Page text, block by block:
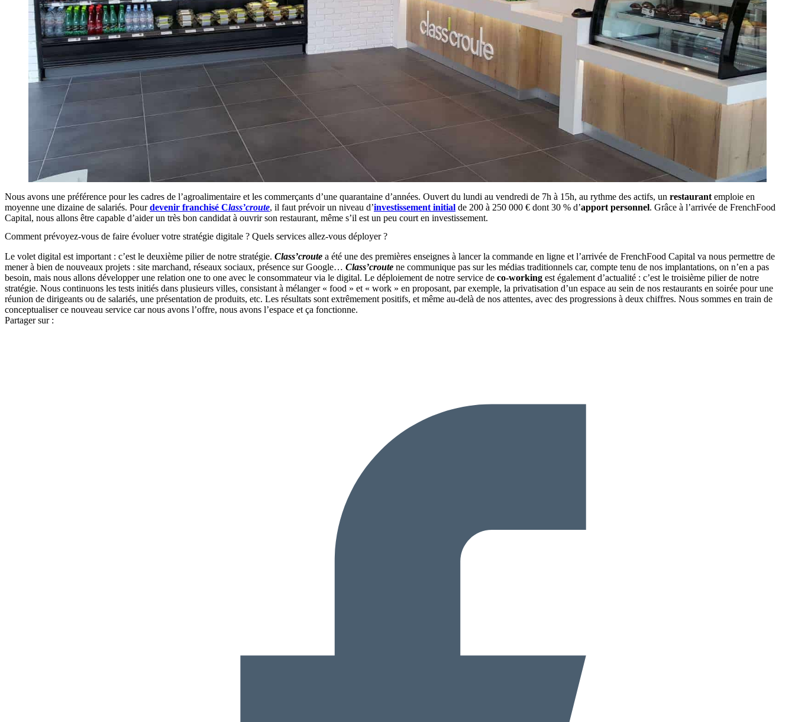
Nous avons une préférence pour les cadres de l’agroalimentaire et les commerçants d’une quarantaine d’années. Ouvert du lundi au vendredi de 7h à 15h, au rythme des actifs, un restaurant emploie en
moyenne une dizaine de salariés. Pourdevenir franchisé Class’croute, il faut prévoir un niveau d’investissement initial de 200 à 250 000 € dont 30 % d’apport personnel. Grâce à l’arrivée de FrenchFood
Capital, nous allons être capable d’aider un très bon candidat à ouvrir son restaurant, même s’il est un peu court en investissement.
Comment prévoyez-vous de faire évoluer votre stratégie digitale ? Quels services allez-vous déployer ?
Le volet digital est important : c’est le deuxième pilier de notre stratégie. Class’croute a été une des premières enseignes à lancer la commande en ligne et l’arrivée de FrenchFood Capital va nous permettre de
mener à bien de nouveaux projets : site marchand, réseaux sociaux, présence sur Google… Class’croute ne communique pas sur les médias traditionnels car, compte tenu de nos implantations, on n’en a pas
besoin, mais nous allons développer une relation one to one avec le consommateur via le digital. Le déploiement de notre service de co-working est également d’actualité : c’est le troisième pilier de notre
stratégie. Nous continuons les tests initiés dans plusieurs villes, consistant à mélanger « food » et « work » en proposant, par exemple, la privatisation d’un espace au sein de nos restaurants en soirée pour une
réunion de dirigeants ou de salariés, une présentation de produits, etc. Les résultats sont extrêmement positifs, et même au-delà de nos attentes, avec des progressions à deux chiffres. Nous sommes en train de
conceptualiser ce nouveau service car nous avons l’offre, nous avons l’espace et ça fonctionne.
Partager sur :